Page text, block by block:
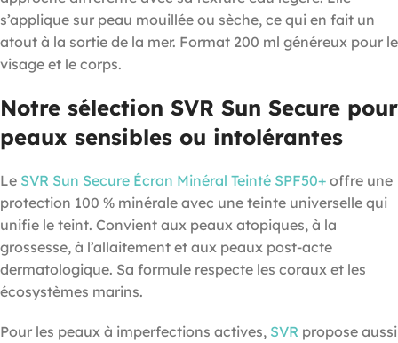
s’applique sur peau mouillée ou sèche, ce qui en fait un
atout à la sortie de la mer. Format 200 ml généreux pour le
visage et le corps.
Notre sélection SVR Sun Secure pour
peaux sensibles ou intolérantes
Le SVR Sun Secure Écran Minéral Teinté SPF50+ offre une
protection 100 % minérale avec une teinte universelle qui
unifie le teint. Convient aux peaux atopiques, à la
grossesse, à l’allaitement et aux peaux post-acte
dermatologique. Sa formule respecte les coraux et les
écosystèmes marins.
Pour les peaux à imperfections actives, SVR propose aussi